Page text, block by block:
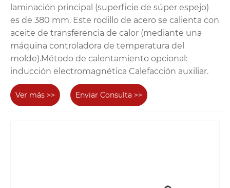
laminación principal (superficie de súper espejo)
es de 380 mm. Este rodillo de acero se calienta con
aceite de transferencia de calor (mediante una
máquina controladora de temperatura del
molde).Método de calentamiento opcional:
inducción electromagnética Calefacción auxiliar.
Ver más >> Enviar Consulta >>